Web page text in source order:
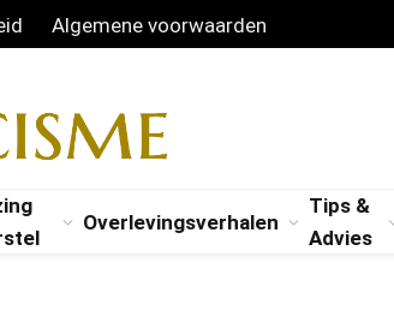
Algemene voorwaarden
Overlevingsverhalen
Tips &
Advies